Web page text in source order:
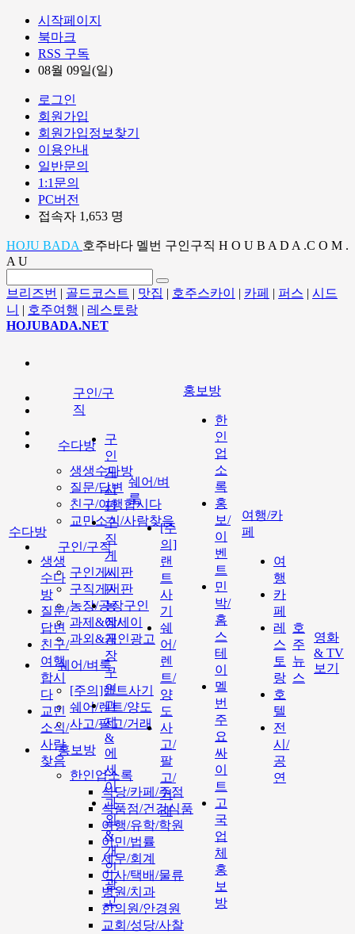
시작페이지
북마크
RSS 구독
08월 09일(일)
로그인
회원가입
회원가입정보찾기
이용안내
일반문의
1:1문의
PC버전
접속자 1,653 명
HOJU BADA 호주바다 멜번 구인구직 H O U B A D A .C O M .
A U
브리즈번 | 골드코스트 | 맛집 | 호주스카이 | 카페 | 퍼스 | 시드
니 | 호주여행 | 레스토랑
HOJUBADA.NET
수다방
생생수다방
질문/답변
친구/여행합시다
교민소식/사람찾음
구인/구직
구인게시판
구직게시판
농장/공장구인
과제&에세이
과외&개인광고
쉐어/벼룩
[주의]랜트사기
쉐어/렌트/양도
사고/팔고/거래
홍보방
한인업소록
식당/카페/주점
식품점/건강식품
여행/유학/학원
이민/법률
세무/회계
이사/택배/물류
병원/치과
한의원/안경원
교회/성당/사찰
수다방
생생
수다
방
질문/
답변
친구/
여행
합시
다
교민
소식/
사람
찾음
구인/구
직
구
인
게
시
판
구
직
게
시
판
농
장/
공
장
구
인
과
제
&
에
세
이
과
외
&
개
인
광
고
쉐어/벼
룩
[주
의]
랜
트
사
기
쉐
어/
렌
트/
양
도
사
고/
팔
고/
거
래
홍보방
한
인
업
소
록
홍
보/
이
벤
트
민
박/
홈
스
테
이
멜
번
주
요
싸
이
트
고
국
업
체
홍
보
방
여행/카
페
여
행
카
페
레
스
토
랑
호
텔
전
시/
공
연
호
주
뉴
스
영화
& TV
보기